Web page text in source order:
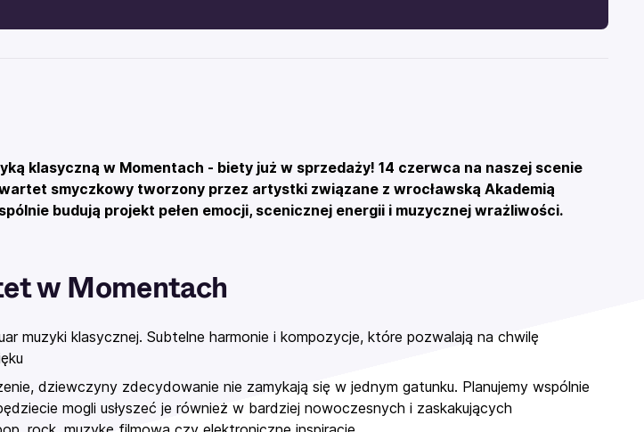
klasyczną w Momentach - biety już w sprzedaży! 14 czerwca na naszej scenie
smyczkowy tworzony przez artystki związane z wrocławską Akademią
budują projekt pełen emocji, scenicznej energii i muzycznej wrażliwości.
w Momentach
muzyki klasycznej. Subtelne harmonie i kompozycje, które pozwalają na chwilę
dziewczyny zdecydowanie nie zamykają się w jednym gatunku. Planujemy wspólnie
mogli usłyszeć je również w bardziej nowoczesnych i zaskakujących